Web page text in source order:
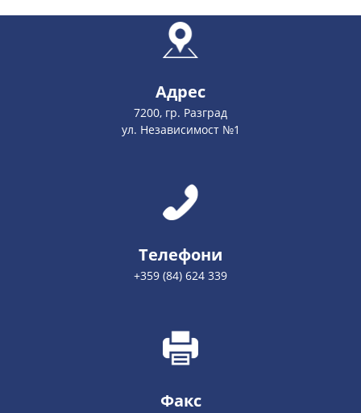
Адрес
7200, гр. Разград
ул. Независимост №1
Телефони
+359 (84) 624 339
Факс